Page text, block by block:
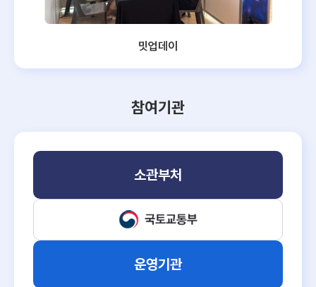
밋업데이
참여기관
소관부처
운영기관